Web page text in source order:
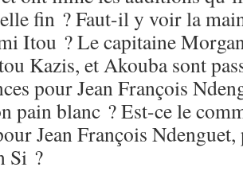
fin ? Faut-il y voir la
Itou ? Le capitaine
Kazis, et Akouba sont
pour Jean François
pain blanc ? Est-ce le
Jean François
Si ?